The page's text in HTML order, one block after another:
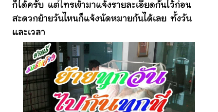
ก็ได้ครับ แต่โทรเข้ามาแจ้งรายละเอียดกันไว้ก่อน
สะดวกย้ายวันไหนก็แจ้งนัดหมายกันได้เลย ทั้งวัน
และเวลา